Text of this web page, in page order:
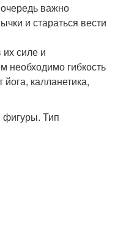
важно
и стараться вести
силе и
необходимо гибкость
калланетика,